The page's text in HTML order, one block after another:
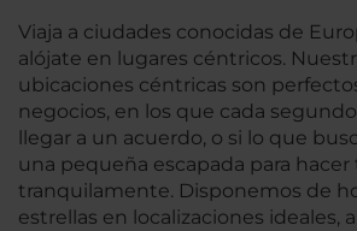
Viaja a ciudades conocidas de
alójate en lugares céntricos.
ubicaciones céntricas son
negocios, en los que cada
llegar a un acuerdo, o si lo que
una pequeña escapada para
tranquilamente. Disponemos de
estrellas en localizaciones ideales,